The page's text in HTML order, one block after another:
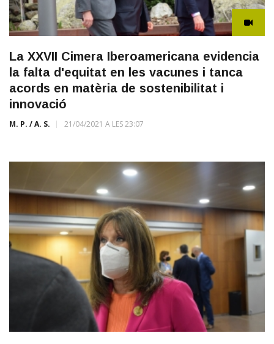
La XXVII Cimera Iberoamericana evidencia
la falta d'equitat en les vacunes i tanca
acords en matèria de sostenibilitat i
innovació
M. P. / A. S. 21/04/2021 A LES 23:07